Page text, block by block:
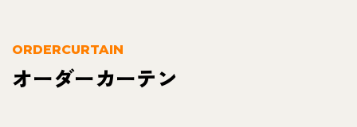
ORDERCURTAIN
オーダーカーテン